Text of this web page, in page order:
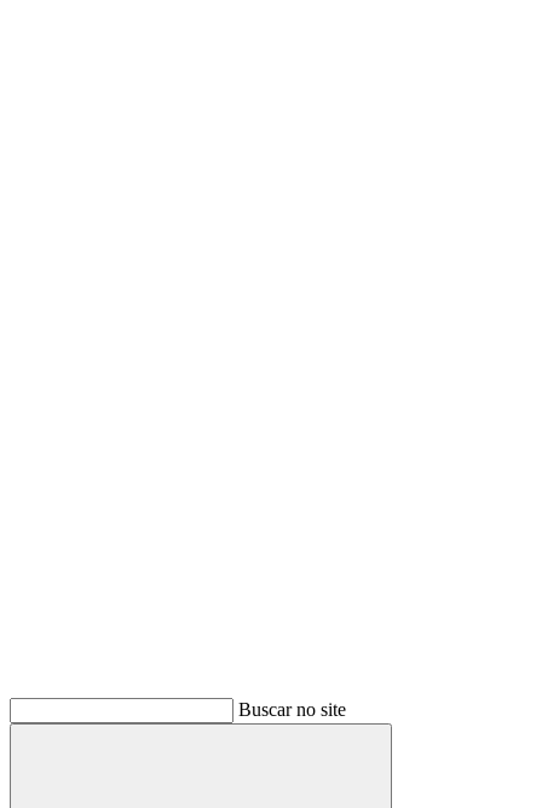
Buscar no site